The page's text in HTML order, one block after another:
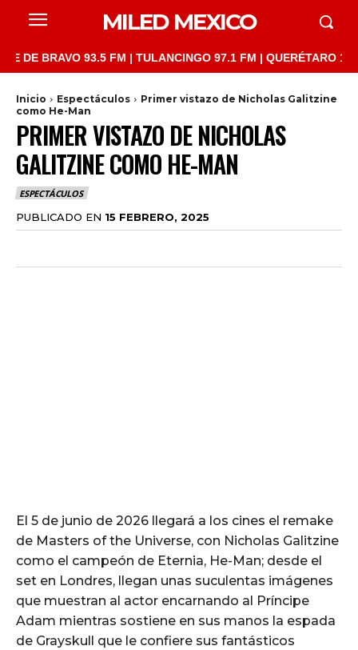
MILED MEXICO
93.5 FM | TULANCINGO 97.1 FM | QUERÉTARO 103.1
Inicio Espectáculos
Primer vistazo de Nicholas Galitzine
como He-Man
PRIMER VISTAZO DE NICHOLAS
GALITZINE COMO HE-MAN
ESPECTÁCULOS
PUBLICADO EN 15 FEBRERO, 2025
El 5 de junio de 2026 llegará a los cines el remake
de Masters of the Universe, con Nicholas Galitzine
como el campeón de Eternia, He-Man; desde el
set en Londres, llegan unas suculentas imágenes
que muestran al actor encarnando al Príncipe
Adam mientras sostiene en sus manos la espada
de Grayskull que le confiere sus fantásticos